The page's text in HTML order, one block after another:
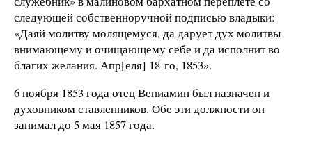
следующей собственноручной подписью владыки:
«Даяй молитву молящемуся, да дарует дух молитвы
внимающему и очищающему себе и да исполнит во
благих желания. Апр[еля] 18-го, 1853».
6 ноября 1853 года отец Вениамин был назначен и
духовником ставленников. Обе эти должности он
занимал до 5 мая 1857 года.